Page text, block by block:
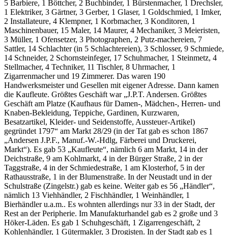
5 Barbiere, 1 Böttcher, 2 Buchbinder, 1 Bürstenmacher, 1 Drechsler,
1 Elektriker, 3 Gärtner, 3 Gerber, 1 Glaser, 1 Goldschmied, 1 Imker,
2 Installateure, 4 Klempner, 1 Korbmacher, 3 Konditoren, 1
Maschinenbauer, 15 Maler, 14 Maurer, 4 Mechaniker, 3 Meieristen,
3 Müller, 1 Ofensetzer, 3 Photographen, 2 Putz-machereien, 7
Sattler, 14 Schlachter (in 5 Schlachtereien), 3 Schlosser, 9 Schmiede,
14 Schneider, 2 Schornsteinfeger, 17 Schuhmacher, 1 Steinmetz, 4
Stellmacher, 4 Techniker, 11 Tischler, 8 Uhrmacher, 1
Zigarrenmacher und 19 Zimmerer. Das waren 190
Handwerksmeister und Gesellen mit eigener Adresse. Dann kamen
die Kaufleute. Größtes Geschäft war „J.P.T. Andersen. Größtes
Geschäft am Platze (Kaufhaus für Damen-, Mädchen-, Herren- und
Knaben-Bekleidung, Teppiche, Gardinen, Kurzwaren,
Besatzartikel, Kleider- und Seidenstoffe, Aussteuer-Artikel)
gegründet 1797“ am Markt 28/29 (in der Tat gab es schon 1867
„Andersen J.P.F., Manuf.-W.-Hdlg, Färberei und Druckerei,
Markt“). Es gab 53 „Kaufleute“, nämlich 6 am Markt, 14 in der
Deichstraße, 9 am Kohlmarkt, 4 in der Bürger Straße, 2 in der
Taggstraße, 4 in der Schmiedestraße, 1 am Klosterhof, 5 in der
Rathausstraße, 1 in der Blumenstraße. In der Neustadt und in der
Schulstraße (Zingelstr.) gab es keine. Weiter gab es 56 „Händler“,
nämlich 13 Viehhändler, 2 Fischhändler, 1 Weinhändler, 1
Bierhändler u.a.m.. Es wohnten allerdings nur 33 in der Stadt, der
Rest an der Peripherie. Im Manufakturhandel gab es 2 große und 3
Höker-Läden. Es gab 1 Schuhgeschäft, 1 Zigarrengeschäft, 2
Kohlenhändler, 1 Gütermakler, 3 Drogisten. In der Stadt gab es 1